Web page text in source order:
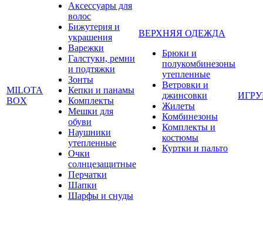
MILOTA
BOX
Аксессуары для
волос
Бижутерия и
украшения
Варежки
Галстуки, ремни
и подтяжки
Зонты
Кепки и панамы
Комплекты
Мешки для
обуви
Наушники
утепленные
Очки
солнцезащитные
Перчатки
Шапки
Шарфы и снуды
ВЕРХНЯЯ ОДЕЖДА
Брюки и
полукомбинезоны
утепленные
Ветровки и
джинсовки
Жилеты
Комбинезоны
Комплекты и
костюмы
Куртки и пальто